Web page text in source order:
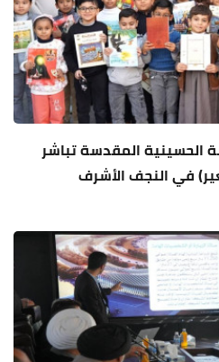
الحسينية المقدسة تباشر
في النجف الأشرف